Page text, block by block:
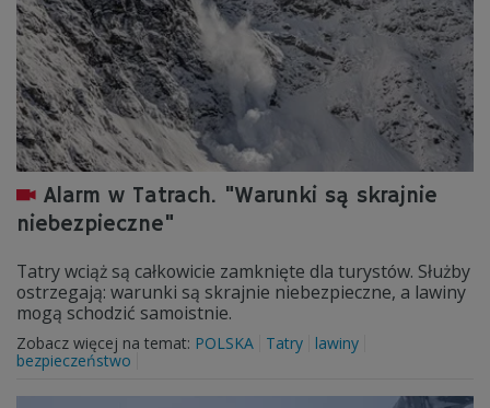
Alarm w Tatrach. "Warunki są skrajnie
niebezpieczne"
Tatry wciąż są całkowicie zamknięte dla turystów. Służby
ostrzegają: warunki są skrajnie niebezpieczne, a lawiny
mogą schodzić samoistnie.
Zobacz więcej na temat: POLSKA Tatry
lawiny
bezpieczeństwo